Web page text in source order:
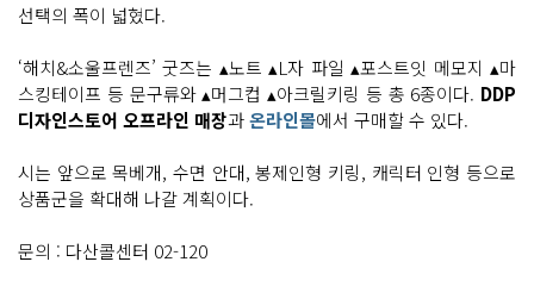
선택의 폭이 넓혔다.
‘해치&소울프렌즈’ 굿즈는 ▴노트 ▴L자 파일 ▴포스트잇 메모지 ▴마
스킹테이프 등 문구류와 ▴머그컵 ▴아크릴키링 등 총 6종이다. DDP
디자인스토어 오프라인 매장과온라인몰에서 구매할 수 있다.
시는 앞으로 목베개, 수면 안대, 봉제인형 키링, 캐릭터 인형 등으로
상품군을 확대해 나갈 계획이다.
문의 : 다산콜센터 02-120